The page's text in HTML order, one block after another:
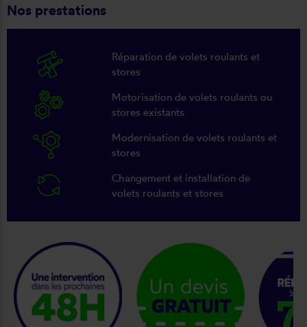
Nos prestations
Réparation de volets roulants et
stores
Motorisation de volets roulants ou
stores existants
Modernisation de volets roulants et
stores
Changement et installation de
volets roulants et stores
keyboard_arrow_right